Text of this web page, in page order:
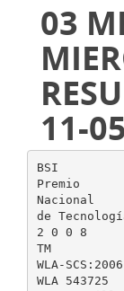
03
11-
BSI
Premio
Nacional
de
2 0 0 8
TM
WLA-SCS:2006
WLA 543725